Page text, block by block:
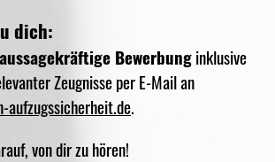
dich:
aussagekräftige Bewerbunginklusive
Zeugnisse per E-Mail an
.
von dir zu hören!